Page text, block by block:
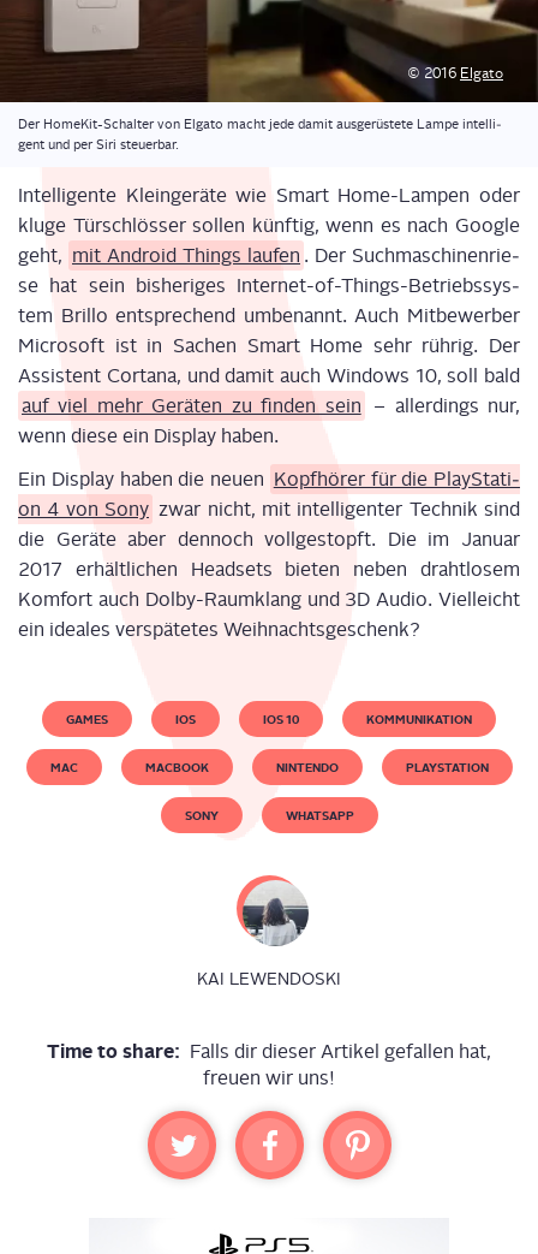
© 2016 Elga­to
Der Home­Kit-Schal­ter von Elga­to macht jede damit aus­ge­rüs­te­te Lam­pe intel­li­
gent und per Siri steuerbar.
Intel­li­gen­te Klein­ge­rä­te wie Smart Home-Lam­pen oder
klu­ge Tür­schlös­ser sol­len künf­tig, wenn es nach Goog­le
geht, mit Android Things lau­fen . Der Such­ma­schi­nen­rie­
se hat sein bis­he­ri­ges Inter­net-of-Things-Betriebs­sys­
tem Bril­lo ent­spre­chend umbe­nannt. Auch Mit­be­wer­ber
Micro­soft ist in Sachen Smart Home sehr rüh­rig. Der
Assis­tent Cort­a­na, und damit auch Win­dows 10, soll bald
auf viel mehr Gerä­ten zu fin­den sein
– aller­dings nur,
wenn die­se ein Dis­play haben.
Ein Dis­play haben die neu­en Kopf­hö­rer für die Play­Sta­ti­
on 4 von Sony zwar nicht, mit intel­li­gen­ter Tech­nik sind
die Gerä­te aber den­noch voll­ge­stopft. Die im Janu­ar
2017 erhält­li­chen Head­sets bie­ten neben draht­lo­sem
Kom­fort auch Dol­by-Raum­klang und 3D Audio. Viel­leicht
ein idea­les ver­spä­te­tes Weihnachtsgeschenk?
GAMES IOS IOS 10 KOMMUNIKATION
MAC MACBOOK NINTENDO PLAYSTATION
SONY WHATSAPP
KAI LEWENDOSKI
Time to share: Falls dir dieser Artikel gefallen hat,
freuen wir uns!